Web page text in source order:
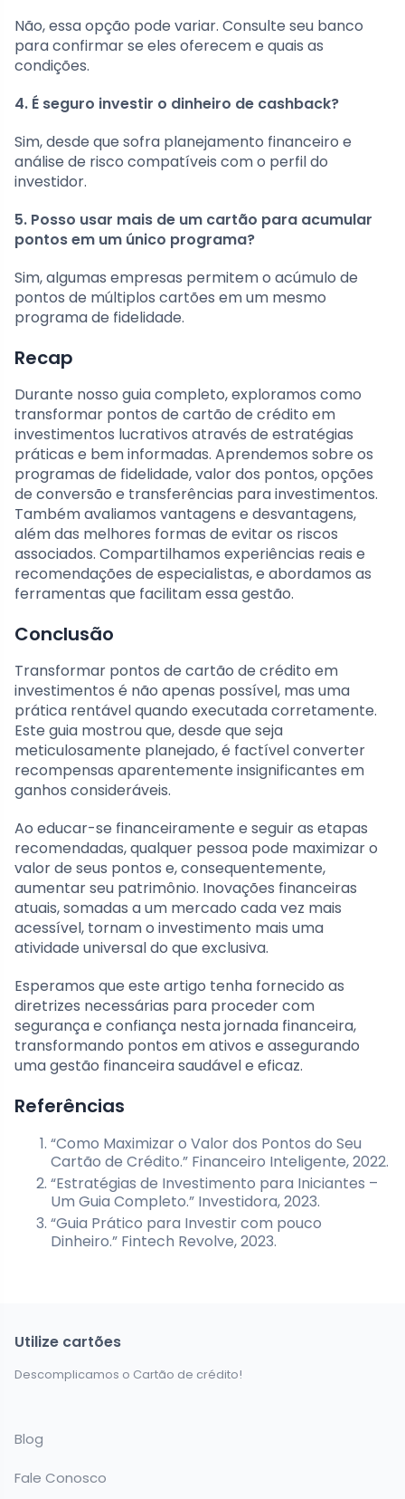
Não, essa opção pode variar. Consulte seu banco
para confirmar se eles oferecem e quais as
condições.
4. É seguro investir o dinheiro de cashback?
Sim, desde que sofra planejamento financeiro e
análise de risco compatíveis com o perfil do
investidor.
5. Posso usar mais de um cartão para acumular
pontos em um único programa?
Sim, algumas empresas permitem o acúmulo de
pontos de múltiplos cartões em um mesmo
programa de fidelidade.
Recap
Durante nosso guia completo, exploramos como
transformar pontos de cartão de crédito em
investimentos lucrativos através de estratégias
práticas e bem informadas. Aprendemos sobre os
programas de fidelidade, valor dos pontos, opções
de conversão e transferências para investimentos.
Também avaliamos vantagens e desvantagens,
além das melhores formas de evitar os riscos
associados. Compartilhamos experiências reais e
recomendações de especialistas, e abordamos as
ferramentas que facilitam essa gestão.
Conclusão
Transformar pontos de cartão de crédito em
investimentos é não apenas possível, mas uma
prática rentável quando executada corretamente.
Este guia mostrou que, desde que seja
meticulosamente planejado, é factível converter
recompensas aparentemente insignificantes em
ganhos consideráveis.
Ao educar-se financeiramente e seguir as etapas
recomendadas, qualquer pessoa pode maximizar o
valor de seus pontos e, consequentemente,
aumentar seu patrimônio. Inovações financeiras
atuais, somadas a um mercado cada vez mais
acessível, tornam o investimento mais uma
atividade universal do que exclusiva.
Esperamos que este artigo tenha fornecido as
diretrizes necessárias para proceder com
segurança e confiança nesta jornada financeira,
transformando pontos em ativos e assegurando
uma gestão financeira saudável e eficaz.
Referências
“Como Maximizar o Valor dos Pontos do Seu
Cartão de Crédito.” Financeiro Inteligente, 2022.
“Estratégias de Investimento para Iniciantes –
Um Guia Completo.” Investidora, 2023.
“Guia Prático para Investir com pouco
Dinheiro.” Fintech Revolve, 2023.
Utilize cartões
Descomplicamos o Cartão de crédito!
Blog
Fale Conosco